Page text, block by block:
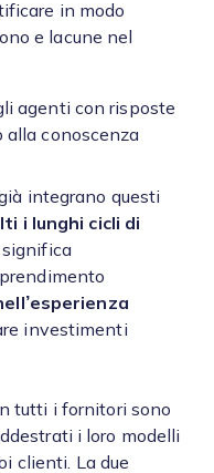
in modo
e lacune nel
agenti con risposte
alla conoscenza
integrano questi
i lunghi cicli di
significa
investimenti
tutti i fornitori sono
i loro modelli
clienti. La due